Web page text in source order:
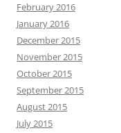
February 2016
January 2016
December 2015
November 2015
October 2015
September 2015
August 2015
July 2015